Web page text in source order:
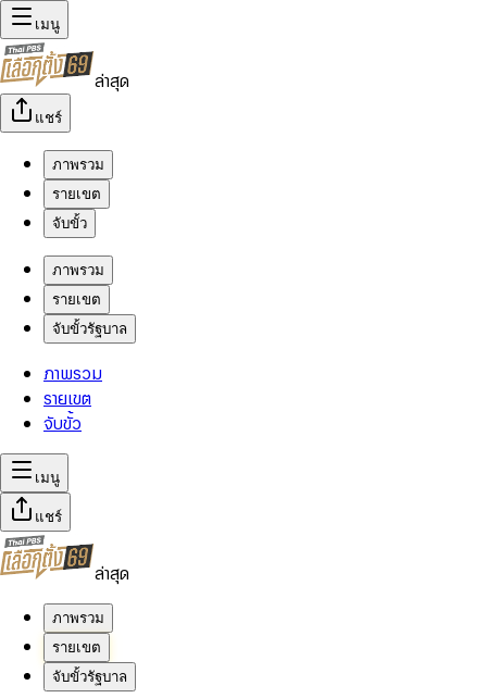
เมนู
ล่าสุด
แชร์
ภาพรวม
รายเขต
จับขั้ว
ภาพรวม
รายเขต
จับขั้วรัฐบาล
ภาพรวม
รายเขต
จับขั้ว
เมนู
แชร์
ล่าสุด
ภาพรวม
รายเขต
จับขั้วรัฐบาล